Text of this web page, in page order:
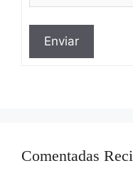
Enviar
Comentadas